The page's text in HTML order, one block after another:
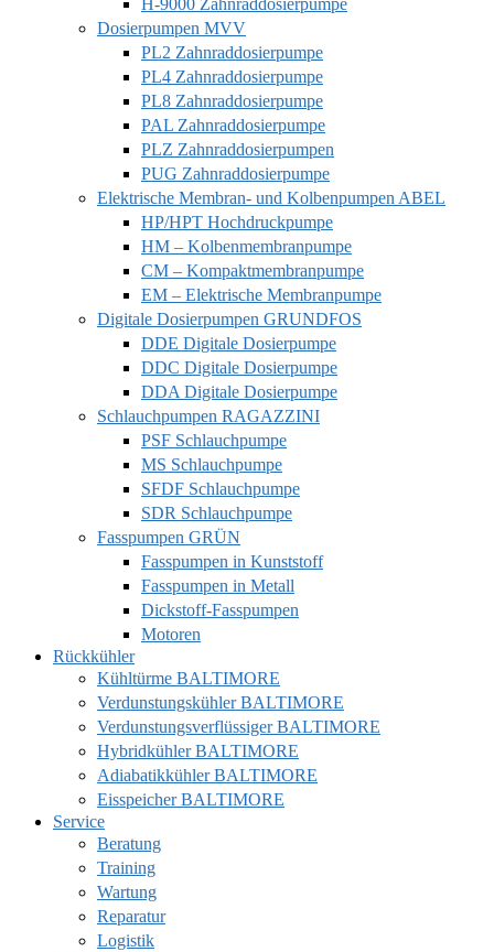
H-9000 Zahnraddosierpumpe
Dosierpumpen MVV
PL2 Zahnraddosierpumpe
PL4 Zahnraddosierpumpe
PL8 Zahnraddosierpumpe
PAL Zahnraddosierpumpe
PLZ Zahnraddosierpumpen
PUG Zahnraddosierpumpe
Elektrische Membran- und Kolbenpumpen ABEL
HP/HPT Hochdruckpumpe
HM – Kolbenmembranpumpe
CM – Kompaktmembranpumpe
EM – Elektrische Membranpumpe
Digitale Dosierpumpen GRUNDFOS
DDE Digitale Dosierpumpe
DDC Digitale Dosierpumpe
DDA Digitale Dosierpumpe
Schlauchpumpen RAGAZZINI
PSF Schlauchpumpe
MS Schlauchpumpe
SFDF Schlauchpumpe
SDR Schlauchpumpe
Fasspumpen GRÜN
Fasspumpen in Kunststoff
Fasspumpen in Metall
Dickstoff-Fasspumpen
Motoren
Rückkühler
Kühltürme BALTIMORE
Verdunstungskühler BALTIMORE
Verdunstungsverflüssiger BALTIMORE
Hybridkühler BALTIMORE
Adiabatikkühler BALTIMORE
Eisspeicher BALTIMORE
Service
Beratung
Training
Wartung
Reparatur
Logistik